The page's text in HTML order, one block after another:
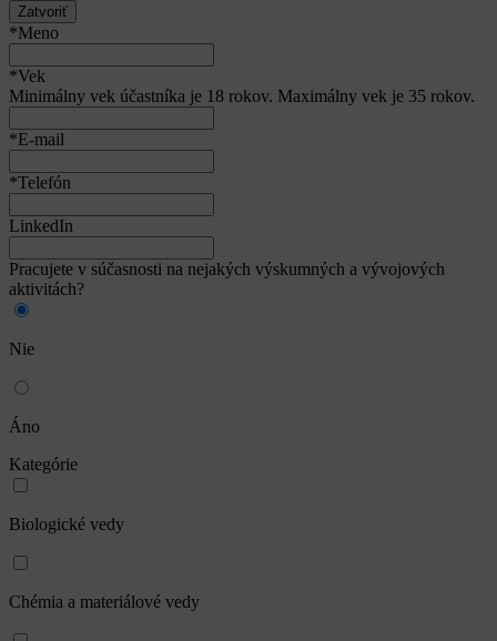
Zatvoriť
*Meno
*Vek
Minimálny vek účastníka je 18 rokov. Maximálny vek je 35 rokov.
*E-mail
*Telefón
LinkedIn
Pracujete v súčasnosti na nejakých výskumných a vývojových
aktivitách?
Nie
Áno
Kategórie
Biologické vedy
Chémia a materiálové vedy